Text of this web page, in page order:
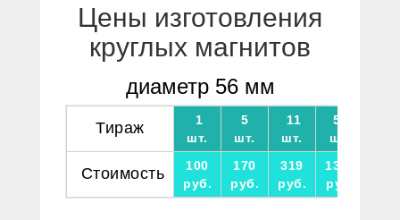
Цены изготовления
круглых магнитов
диаметр 56 мм
Тираж
1
шт.
5
шт.
11
шт.
51
шт.
Стоимость
100
руб.
170
руб.
319
руб.
1326
руб.